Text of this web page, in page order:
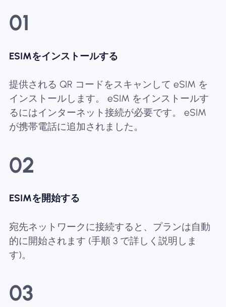
01
ESIMをインストールする
提供される QR コードをスキャンして eSIM を
インストールします。 eSIM をインストールす
るにはインターネット接続が必要です。 eSIM
が携帯電話に追加されました。
02
ESIMを開始する
宛先ネットワークに接続すると、プランは自動
的に開始されます (手順 3 で詳しく説明しま
す)。
03